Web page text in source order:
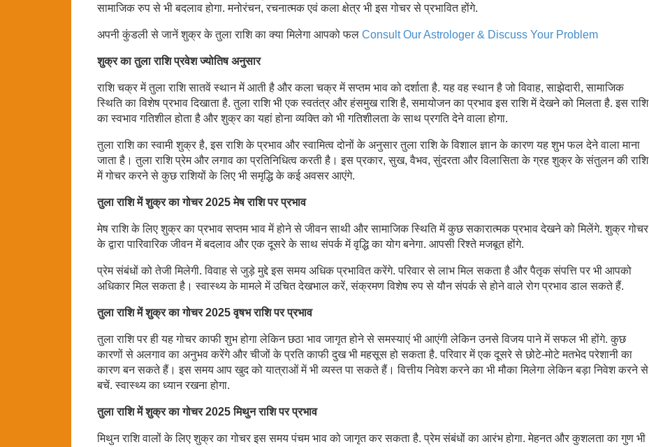
सामाजिक रुप से भी बदलाव होगा. मनोरंचन, रचनात्मक एवं कला क्षेत्र भी इस गोचर से प्रभावित होंगे.
अपनी कुंडली से जानें शुक्र के तुला राशि का क्या मिलेगा आपको फल Consult Our Astrologer & Discuss Your Problem
शुक्र का तुला राशि प्रवेश ज्योतिष अनुसार
राशि चक्र में तुला राशि सातवें स्थान में आती है और कला चक्र में सप्तम भाव को दर्शाता है. यह वह स्थान है जो विवाह, साझेदारी, सामाजिक
स्थिति का विशेष प्रभाव दिखाता है. तुला राशि भी एक स्वतंत्र और हंसमुख राशि है, समायोजन का प्रभाव इस राशि में देखने को मिलता है. इस राशि
का स्वभाव गतिशील होता है और शुक्र का यहां होना व्यक्ति को भी गतिशीलता के साथ प्रगति देने वाला होगा.
तुला राशि का स्वामी शुक्र है, इस राशि के प्रभाव और स्वामित्व दोनों के अनुसार तुला राशि के विशाल ज्ञान के कारण यह शुभ फल देने वाला माना
जाता है। तुला राशि प्रेम और लगाव का प्रतिनिधित्व करती है। इस प्रकार, सुख, वैभव, सुंदरता और विलासिता के ग्रह शुक्र के संतुलन की राशि
में गोचर करने से कुछ राशियों के लिए भी समृद्धि के कई अवसर आएंगे.
तुला राशि में शुक्र का गोचर 2025 मेष राशि पर प्रभाव
मेष राशि के लिए शुक्र का प्रभाव सप्तम भाव में होने से जीवन साथी और सामाजिक स्थिति में कुछ सकारात्मक प्रभाव देखने को मिलेंगे. शुक्र गोचर
के द्वारा पारिवारिक जीवन में बदलाव और एक दूसरे के साथ संपर्क में वृद्धि का योग बनेगा. आपसी रिश्ते मजबूत होंगे.
प्रेम संबंधों को तेजी मिलेगी. विवाह से जुड़े मुद्दे इस समय अधिक प्रभावित करेंगे. परिवार से लाभ मिल सकता है और पैतृक संपत्ति पर भी आपको
अधिकार मिल सकता है। स्वास्थ्य के मामले में उचित देखभाल करें, संक्रमण विशेष रुप से यौन संपर्क से होने वाले रोग प्रभाव डाल सकते हैं.
तुला राशि में शुक्र का गोचर 2025 वृषभ राशि पर प्रभाव
तुला राशि पर ही यह गोचर काफी शुभ होगा लेकिन छठा भाव जागृत होने से समस्याएं भी आएंगी लेकिन उनसे विजय पाने में सफल भी होंगे. कुछ
कारणों से अलगाव का अनुभव करेंगे और चीजों के प्रति काफी दुख भी महसूस हो सकता है. परिवार में एक दूसरे से छोटे-मोटे मतभेद परेशानी का
कारण बन सकते हैं। इस समय आप खुद को यात्राओं में भी व्यस्त पा सकते हैं। वित्तीय निवेश करने का भी मौका मिलेगा लेकिन बड़ा निवेश करने से
बचें. स्वास्थ्य का ध्यान रखना होगा.
तुला राशि में शुक्र का गोचर 2025 मिथुन राशि पर प्रभाव
मिथुन राशि वालों के लिए शुक्र का गोचर इस समय पंचम भाव को जागृत कर सकता है. प्रेम संबंधों का आरंभ होगा. मेहनत और कुशलता का गुण भी